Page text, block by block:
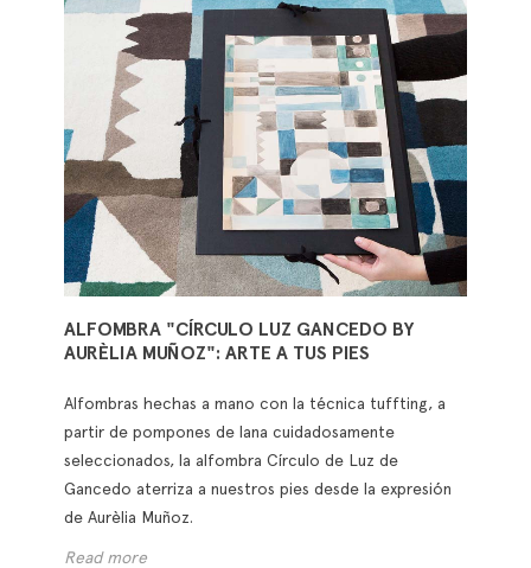
ALFOMBRA "CÍRCULO LUZ GANCEDO BY
AURÈLIA MUÑOZ": ARTE A TUS PIES
Alfombras hechas a mano con la técnica tuffting, a
partir de pompones de lana cuidadosamente
seleccionados, la alfombra Círculo de Luz de
Gancedo aterriza a nuestros pies desde la expresión
de Aurèlia Muñoz.
Read more